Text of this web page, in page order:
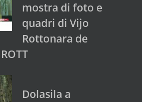
mostra di foto e
quadri di Vijo
Rottonara de
Dolasila a